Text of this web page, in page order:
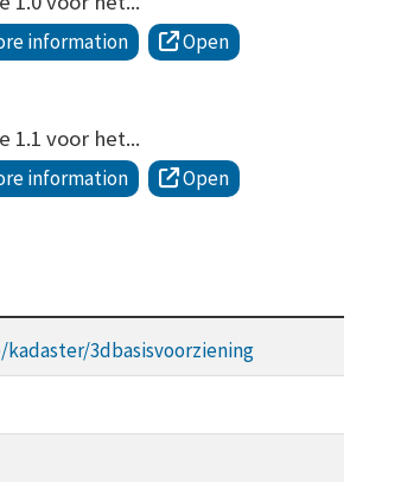
information Open
1.1 voor het...
information Open
3dbasisvoorziening